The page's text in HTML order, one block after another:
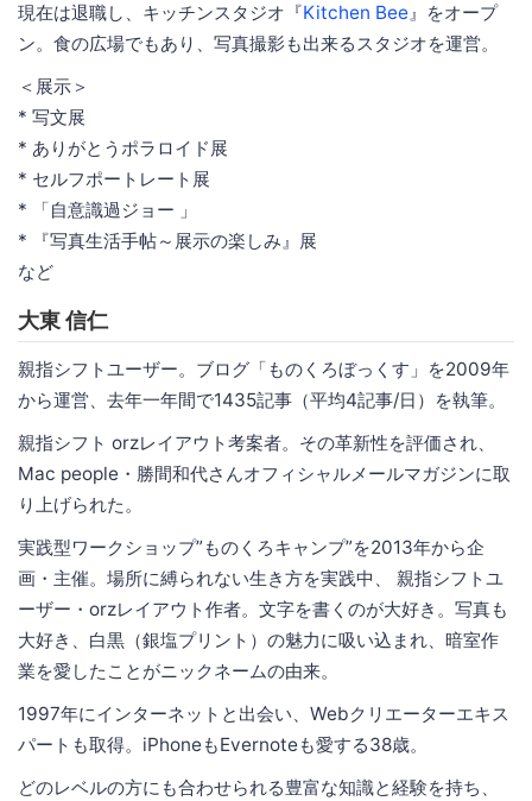
現在は退職し、キッチンスタジオ『Kitchen Bee』をオープ
ン。食の広場でもあり、写真撮影も出来るスタジオを運営。
＜展示＞
* 写文展
* ありがとうポラロイド展
* セルフポートレート展
* 「自意識過ジョー 」
* 『写真生活手帖～展示の楽しみ』展
など
大東 信仁
親指シフトユーザー。ブログ「ものくろぼっくす」を2009年
から運営、去年一年間で1435記事（平均4記事/日）を執筆。
親指シフト orzレイアウト考案者。その革新性を評価され、
Mac people・勝間和代さんオフィシャルメールマガジンに取
り上げられた。
実践型ワークショップ”ものくろキャンプ”を2013年から企
画・主催。場所に縛られない生き方を実践中、 親指シフトユ
ーザー・orzレイアウト作者。文字を書くのが大好き。写真も
大好き、白黒（銀塩プリント）の魅力に吸い込まれ、暗室作
業を愛したことがニックネームの由来。
1997年にインターネットと出会い、Webクリエーターエキス
パートも取得。iPhoneもEvernoteも愛する38歳。
どのレベルの方にも合わせられる豊富な知識と経験を持ち、